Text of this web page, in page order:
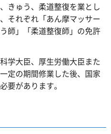
きゅう、柔道整復を業とし
それぞれ「あん摩マッサー
師」「柔道整復師」の免許
学大臣、厚生労働大臣また
定の期間修業した後、国家
要があります。